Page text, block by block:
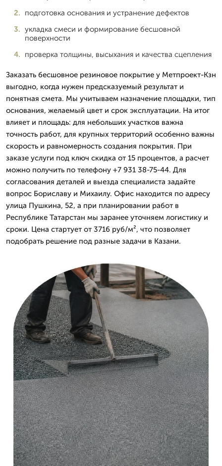
подготовка основания и устранение дефектов
укладка смеси и формирование бесшовной
поверхности
проверка толщины, высыхания и качества сцепления
Заказать бесшовное резиновое покрытие у Метпроект-Кзн
выгодно, когда нужен предсказуемый результат и
понятная смета. Мы учитываем назначение площадки, тип
основания, желаемый цвет и срок эксплуатации. На итог
влияет и площадь: для небольших участков важна
точность работ, для крупных территорий особенно важны
скорость и равномерность создания покрытия. При
заказе услуги под ключ скидка от 15 процентов, а расчет
можно получить по телефону +7 931 38-75-44. Для
согласования деталей и выезда специалиста задайте
вопрос Бориславу и Михаилу. Офис находится по адресу
улица Пушкина, 52, а при планировании работ в
Республике Татарстан мы заранее уточняем логистику и
сроки. Цена стартует от 3716 руб/м², что позволяет
подобрать решение под разные задачи в Казани.